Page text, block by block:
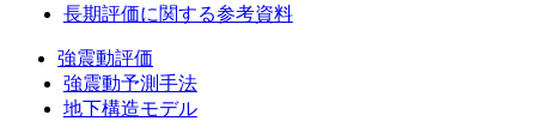
長期評価に関する参考資料
強震動評価
強震動予測手法
地下構造モデル